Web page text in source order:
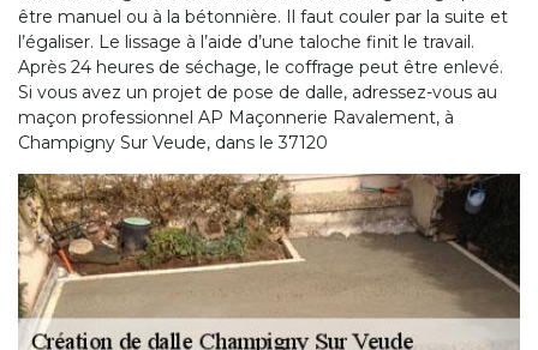
être manuel ou à la bétonnière. Il faut couler par la suite et
l’égaliser. Le lissage à l’aide d’une taloche finit le travail.
Après 24 heures de séchage, le coffrage peut être enlevé.
Si vous avez un projet de pose de dalle, adressez-vous au
maçon professionnel AP Maçonnerie Ravalement, à
Champigny Sur Veude, dans le 37120